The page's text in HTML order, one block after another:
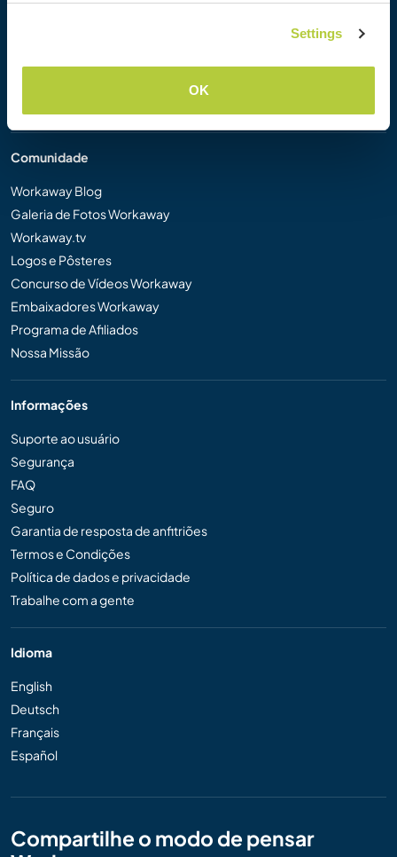
Settings
OK
Dar uma experiência Workaway de presente
Comunidade
Workaway Blog
Galeria de Fotos Workaway
Workaway.tv
Logos e Pôsteres
Concurso de Vídeos Workaway
Embaixadores Workaway
Programa de Afiliados
Nossa Missão
Informações
Suporte ao usuário
Segurança
FAQ
Seguro
Garantia de resposta de anfitriões
Termos e Condições
Política de dados e privacidade
Trabalhe com a gente
Idioma
English
Deutsch
Français
Español
Compartilhe o modo de pensar